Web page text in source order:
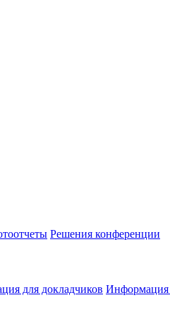
Решения конференции
для докладчиков Информация